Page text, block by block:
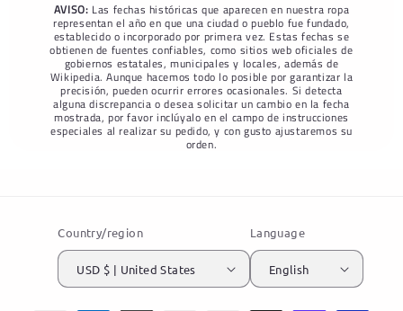
AVISO: Las fechas históricas que aparecen en nuestra ropa
representan el año en que una ciudad o pueblo fue fundado,
establecido o incorporado por primera vez. Estas fechas se
obtienen de fuentes confiables, como sitios web oficiales de
gobiernos estatales, municipales y locales, además de
Wikipedia. Aunque hacemos todo lo posible por garantizar la
precisión, pueden ocurrir errores ocasionales. Si detecta
alguna discrepancia o desea solicitar un cambio en la fecha
mostrada, por favor inclúyalo en el campo de instrucciones
especiales al realizar su pedido, y con gusto ajustaremos su
orden.
Country/region
USD $ | United States
Language
English